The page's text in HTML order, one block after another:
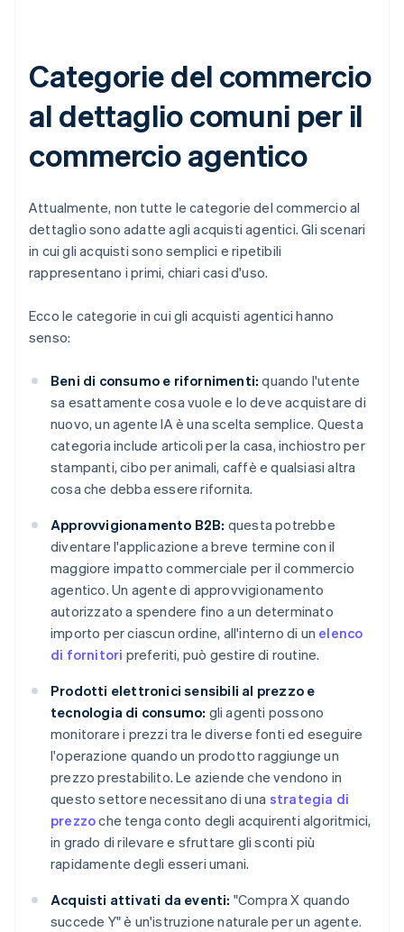
Categorie del commercio
al dettaglio comuni per il
commercio agentico
Attualmente, non tutte le categorie del commercio al
dettaglio sono adatte agli acquisti agentici. Gli scenari
in cui gli acquisti sono semplici e ripetibili
rappresentano i primi, chiari casi d'uso.
Ecco le categorie in cui gli acquisti agentici hanno
senso:
Beni di consumo e rifornimenti: quando l'utente
sa esattamente cosa vuole e lo deve acquistare di
nuovo, un agente IA è una scelta semplice. Questa
categoria include articoli per la casa, inchiostro per
stampanti, cibo per animali, caffè e qualsiasi altra
cosa che debba essere rifornita.
Approvvigionamento B2B: questa potrebbe
diventare l'applicazione a breve termine con il
maggiore impatto commerciale per il commercio
agentico. Un agente di approvvigionamento
autorizzato a spendere fino a un determinato
importo per ciascun ordine, all'interno di un elenco
di fornitori preferiti, può gestire di routine.
Prodotti elettronici sensibili al prezzo e
tecnologia di consumo: gli agenti possono
monitorare i prezzi tra le diverse fonti ed eseguire
l'operazione quando un prodotto raggiunge un
prezzo prestabilito. Le aziende che vendono in
questo settore necessitano di una strategia di
prezzoche tenga conto degli acquirenti algoritmici,
in grado di rilevare e sfruttare gli sconti più
rapidamente degli esseri umani.
Acquisti attivati da eventi: "Compra X quando
succede Y" è un'istruzione naturale per un agente.